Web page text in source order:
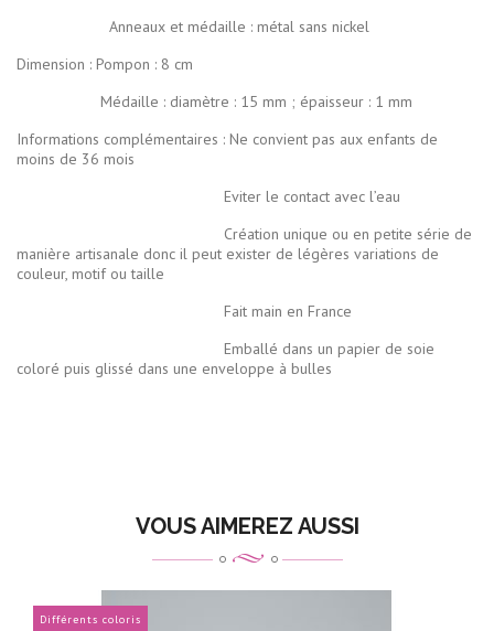
Anneaux et médaille : métal sans nickel
Dimension : Pompon : 8 cm
Médaille : diamètre : 15 mm ; épaisseur : 1 mm
Informations complémentaires : Ne convient pas aux enfants de
moins de 36 mois
Eviter le contact avec l’eau
Création unique ou en petite série de
manière artisanale donc il peut exister de légères variations de
couleur, motif ou taille
Fait main en France
Emballé dans un papier de soie
coloré puis glissé dans une enveloppe à bulles
VOUS AIMEREZ AUSSI
Différents coloris